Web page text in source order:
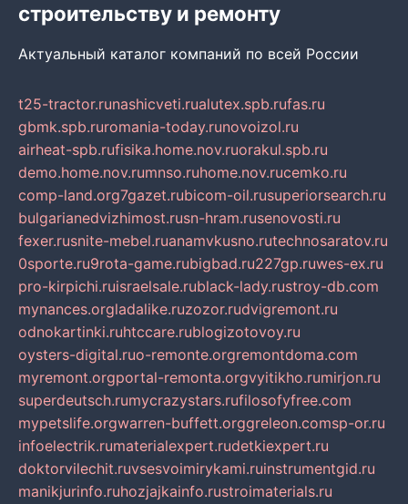
строительству и ремонту
Актуальный каталог компаний по всей России
t25-tractor.runashicveti.rualutex.spb.rufas.ru
gbmk.spb.ruromania-today.runovoizol.ru
airheat-spb.rufisika.home.nov.ruorakul.spb.ru
demo.home.nov.rumnso.ruhome.nov.rucemko.ru
comp-land.org7gazet.rubicom-oil.rusuperiorsearch.ru
bulgarianedvizhimost.rusn-hram.rusenovosti.ru
fexer.rusnite-mebel.ruanamvkusno.rutechnosaratov.ru
0sporte.ru9rota-game.rubigbad.ru227gp.ruwes-ex.ru
pro-kirpichi.ruisraelsale.rublack-lady.rustroy-db.com
mynances.orgladalike.ruzozor.rudvigremont.ru
odnokartinki.ruhtccare.rublogizotovoy.ru
oysters-digital.ruo-remonte.orgremontdoma.com
myremont.orgportal-remonta.orgvyitikho.rumirjon.ru
superdeutsch.rumycrazystars.rufilosofyfree.com
mypetslife.orgwarren-buffett.orggreleon.comsp-or.ru
infoelectrik.rumaterialexpert.rudetkiexpert.ru
doktorvilechit.ruvsesvoimirykami.ruinstrumentgid.ru
manikjurinfo.ruhozjajkainfo.rustroimaterials.ru